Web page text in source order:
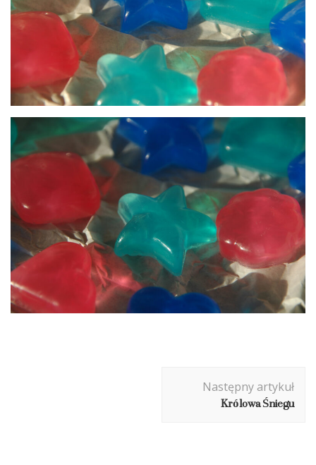
Następny artykuł
Królowa Śniegu